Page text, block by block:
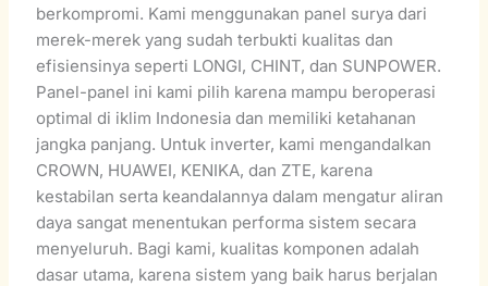
berkompromi. Kami menggunakan panel surya dari
merek-merek yang sudah terbukti kualitas dan
efisiensinya seperti LONGI, CHINT, dan SUNPOWER.
Panel-panel ini kami pilih karena mampu beroperasi
optimal di iklim Indonesia dan memiliki ketahanan
jangka panjang. Untuk inverter, kami mengandalkan
CROWN, HUAWEI, KENIKA, dan ZTE, karena
kestabilan serta keandalannya dalam mengatur aliran
daya sangat menentukan performa sistem secara
menyeluruh. Bagi kami, kualitas komponen adalah
dasar utama, karena sistem yang baik harus berjalan